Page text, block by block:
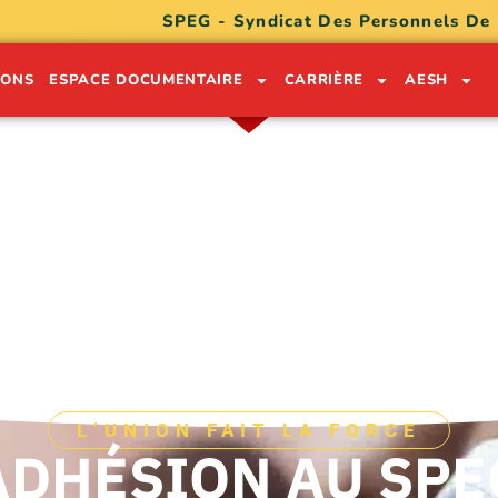
SPEG - Syndicat Des Personnels
ESPACE DOCUMENTAIRE CARRIÈRE AESH
L’UNION FAIT LA FORCE
AU